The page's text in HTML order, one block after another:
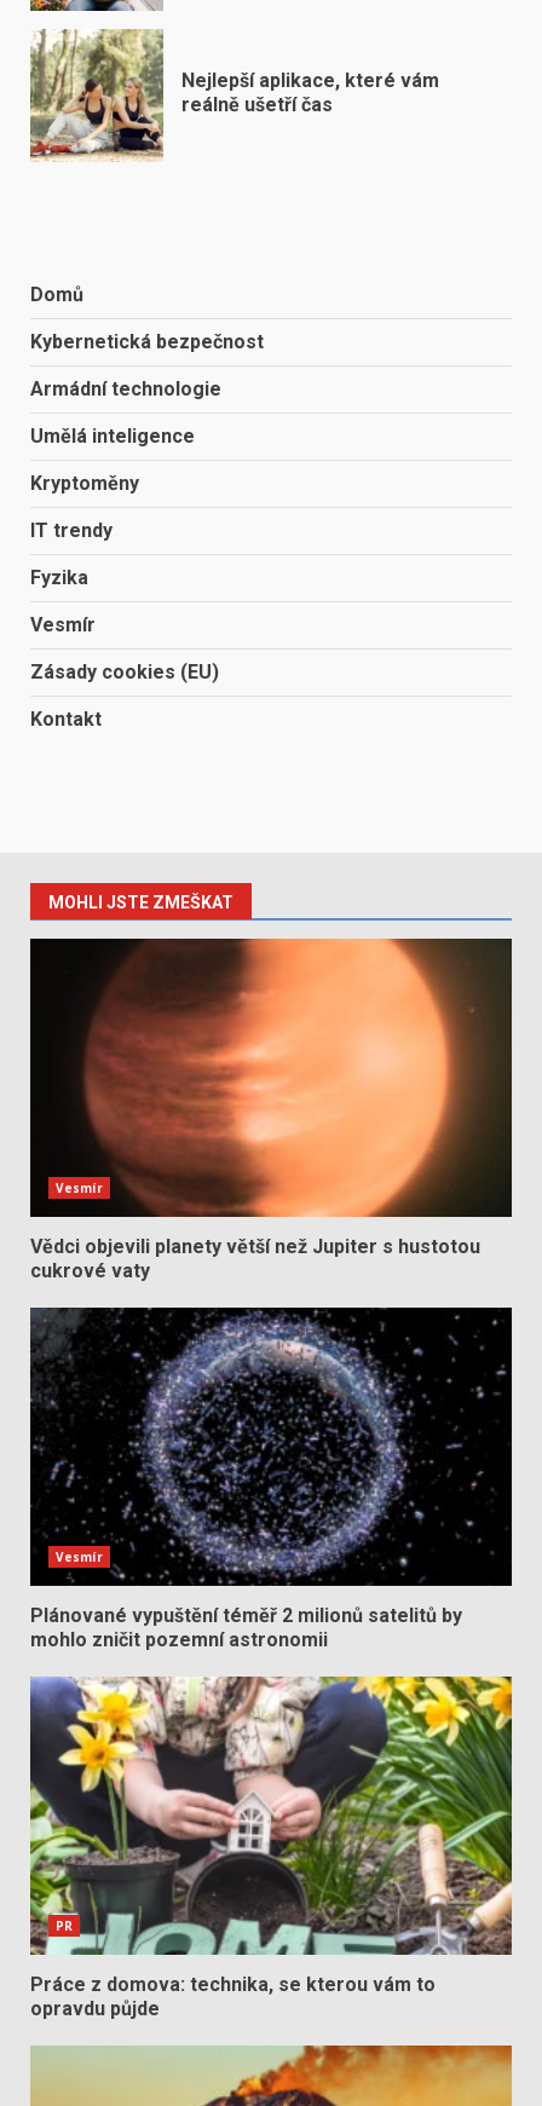
Nejlepší aplikace, které vám
reálně ušetří čas
Domů
Kybernetická bezpečnost
Armádní technologie
Umělá inteligence
Kryptoměny
IT trendy
Fyzika
Vesmír
Zásady cookies (EU)
Kontakt
MOHLI JSTE ZMEŠKAT
Vesmír
Vědci objevili planety větší než Jupiter s hustotou
cukrové vaty
Vesmír
Plánované vypuštění téměř 2 milionů satelitů by
mohlo zničit pozemní astronomii
PR
Práce z domova: technika, se kterou vám to
opravdu půjde